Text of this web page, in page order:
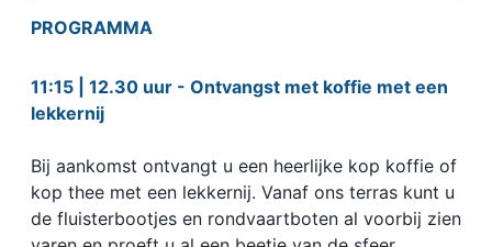
PROGRAMMA
11:15 | 12.30 uur - Ontvangst met koffie met een
lekkernij
Bij aankomst ontvangt u een heerlijke kop koffie of
kop thee met een lekkernij. Vanaf ons terras kunt u
de fluisterbootjes en rondvaartboten al voorbij zien